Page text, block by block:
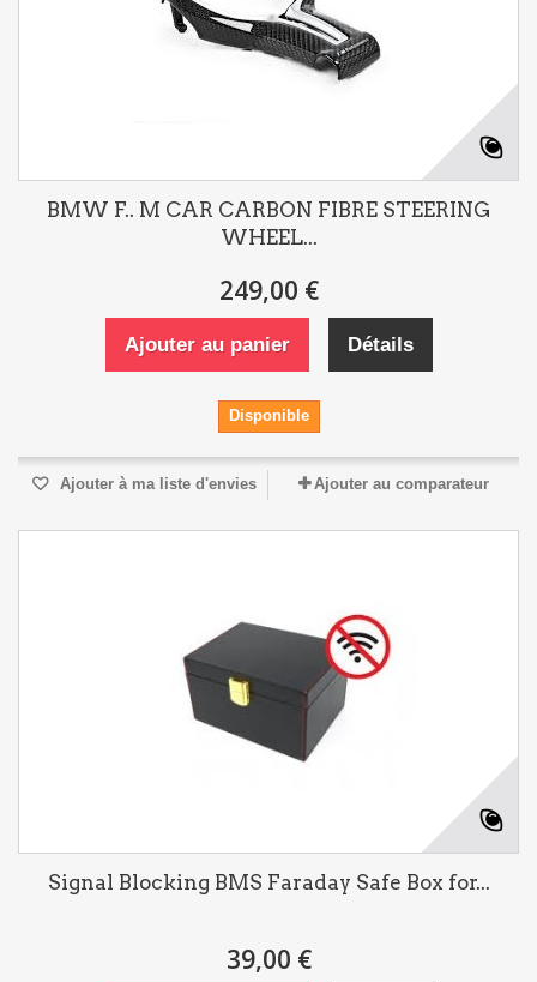
BMW F.. M CAR CARBON FIBRE STEERING
WHEEL...
249,00 €
Ajouter au panier Détails
Disponible
Ajouter à ma liste d'envies Ajouter au comparateur
Signal Blocking BMS Faraday Safe Box for...
39,00 €